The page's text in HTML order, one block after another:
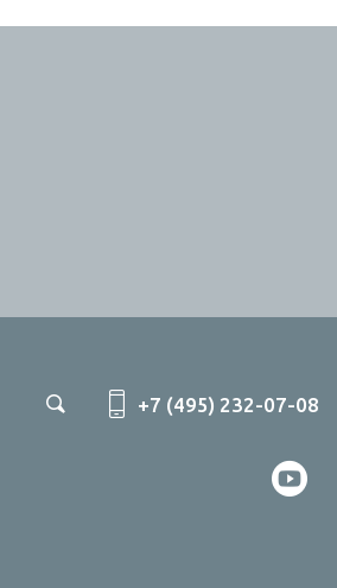
+7 (495) 232-07-08